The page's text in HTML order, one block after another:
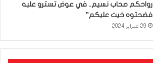
رواحكم صحاب نسيم.. في عوض تسترو عليه
فضحتوه خيت عليكم”
29 فبراير 2024